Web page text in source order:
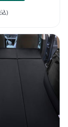
)